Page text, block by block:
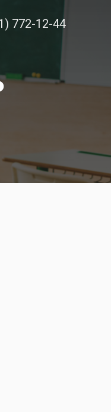
772-12-44